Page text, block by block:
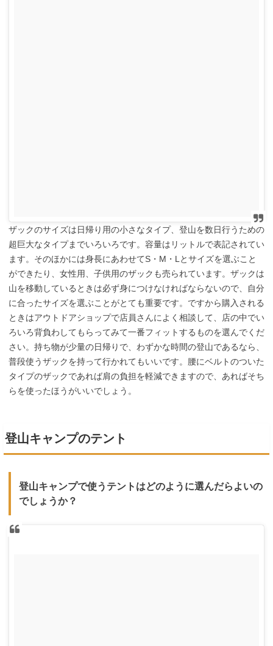
ザックのサイズは日帰り用の小さなタイプ、登山を数日行うための
超巨大なタイプまでいろいろです。容量はリットルで表記されてい
ます。そのほかには身長にあわせてS・M・Lとサイズを選ぶこと
ができたり、女性用、子供用のザックも売られています。ザックは
山を移動しているときは必ず身につけなければならないので、自分
に合ったサイズを選ぶことがとても重要です。ですから購入される
ときはアウトドアショップで店員さんによく相談して、店の中でい
ろいろ背負わしてもらってみて一番フィットするものを選んでくだ
さい。持ち物が少量の日帰りで、わずかな時間の登山であるなら、
普段使うザックを持って行かれてもいいです。腰にベルトのついた
タイプのザックであれば肩の負担を軽減できますので、あればそち
らを使ったほうがいいでしょう。
登山キャンプのテント
登山キャンプで使うテントはどのように選んだらよいの
でしょうか？